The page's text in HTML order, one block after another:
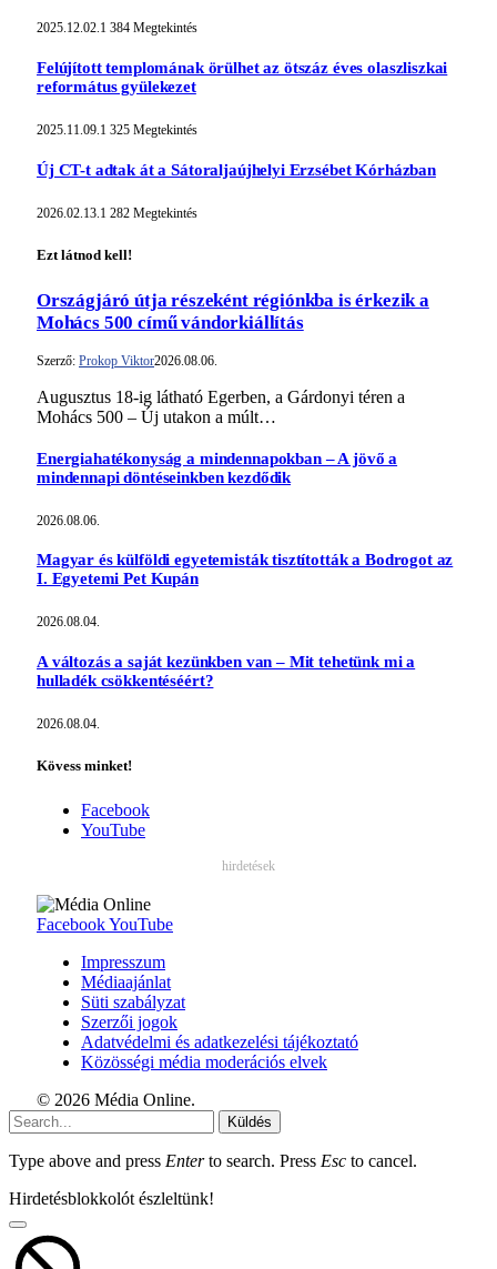
2025.12.02.1 384 Megtekintés
Felújított templomának örülhet az ötszáz éves olaszliszkai
református gyülekezet
2025.11.09.1 325 Megtekintés
Új CT-t adtak át a Sátoraljaújhelyi Erzsébet Kórházban
2026.02.13.1 282 Megtekintés
Ezt látnod kell!
Országjáró útja részeként régiónkba is érkezik a
Mohács 500 című vándorkiállítás
Szerző: Prokop Viktor2026.08.06.
Augusztus 18-ig látható Egerben, a Gárdonyi téren a
Mohács 500 – Új utakon a múlt…
Energiahatékonyság a mindennapokban – A jövő a
mindennapi döntéseinkben kezdődik
2026.08.06.
Magyar és külföldi egyetemisták tisztították a Bodrogot az
I. Egyetemi Pet Kupán
2026.08.04.
A változás a saját kezünkben van – Mit tehetünk mi a
hulladék csökkentéséért?
2026.08.04.
Kövess minket!
Facebook
YouTube
hirdetések
FacebookYouTube
Impresszum
Médiaajánlat
Süti szabályzat
Szerzői jogok
Adatvédelmi és adatkezelési tájékoztató
Közösségi média moderációs elvek
© 2026 Média Online.
Küldés
Type above and press Enterto search. Press Esc to cancel.
Hirdetésblokkolót észleltünk!